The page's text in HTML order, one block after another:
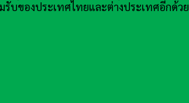
บของประเทศไทยและต่างประเทศอีกด้วย